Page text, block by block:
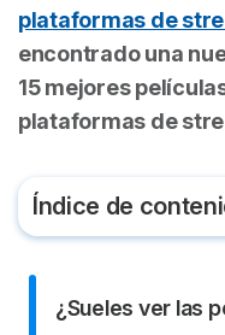
plataformas de
encontrado una
15 mejores
plataformas de
Índice de
Origen (Inception)
¿Sueles ver las